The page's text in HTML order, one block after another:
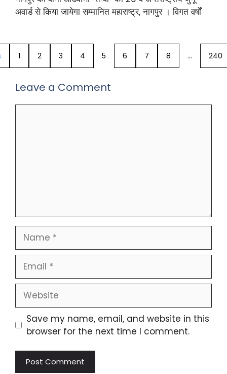
अवार्ड से किया जायेगा सम्मानित महाराष्ट्र, नागपुर । विगत वर्षों
1 2 3 4 5 6 7 8 … 240
Leave a Comment
Name
Email
Website
Save my name, email, and website in this
browser for the next time I comment.